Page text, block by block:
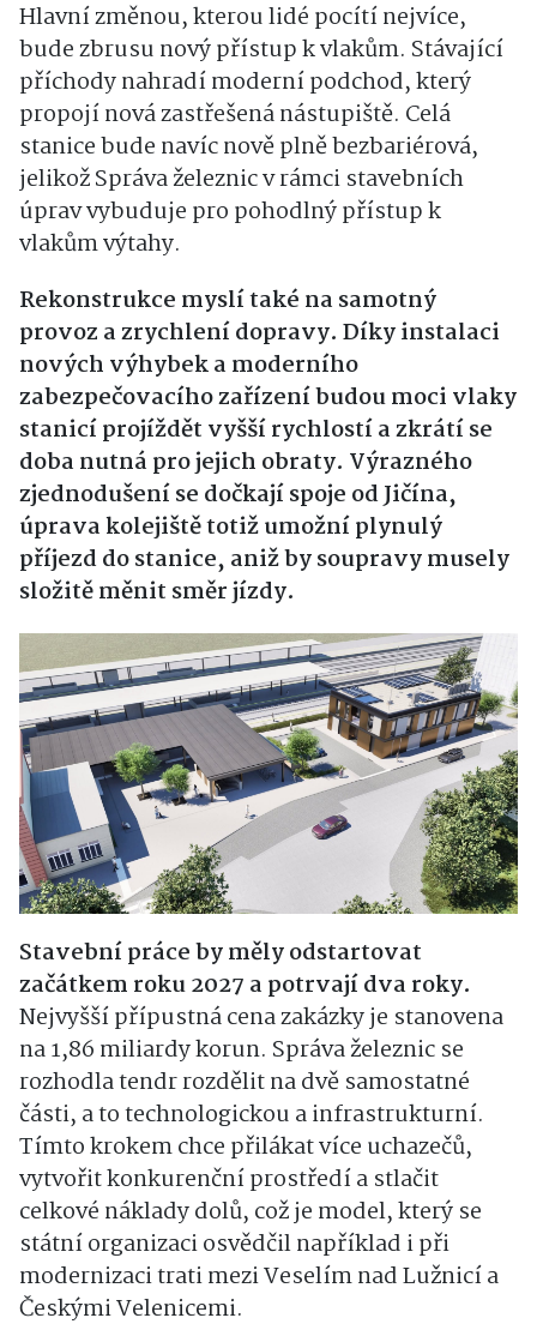
Hlavní změnou, kterou lidé pocítí nejvíce,
bude zbrusu nový přístup k vlakům. Stávající
příchody nahradí moderní podchod, který
propojí nová zastřešená nástupiště. Celá
stanice bude navíc nově plně bezbariérová,
jelikož Správa železnic v rámci stavebních
úprav vybuduje pro pohodlný přístup k
vlakům výtahy.
Rekonstrukce myslí také na samotný
provoz a zrychlení dopravy. Díky instalaci
nových výhybek a moderního
zabezpečovacího zařízení budou moci vlaky
stanicí projíždět vyšší rychlostí a zkrátí se
doba nutná pro jejich obraty. Výrazného
zjednodušení se dočkají spoje od Jičína,
úprava kolejiště totiž umožní plynulý
příjezd do stanice, aniž by soupravy musely
složitě měnit směr jízdy.
Stavební práce by měly odstartovat
začátkem roku 2027 a potrvají dva roky.
Nejvyšší přípustná cena zakázky je stanovena
na 1,86 miliardy korun. Správa železnic se
rozhodla tendr rozdělit na dvě samostatné
části, a to technologickou a infrastrukturní.
Tímto krokem chce přilákat více uchazečů,
vytvořit konkurenční prostředí a stlačit
celkové náklady dolů, což je model, který se
státní organizaci osvědčil například i při
modernizaci trati mezi Veselím nad Lužnicí a
Českými Velenicemi.